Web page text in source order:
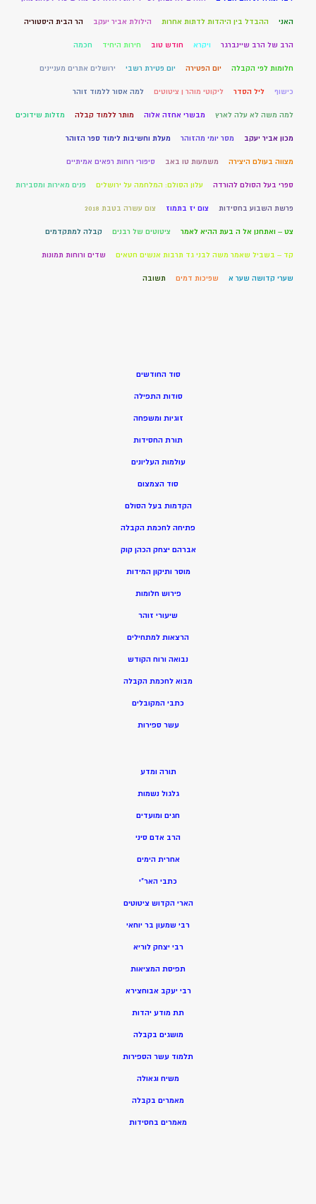
האני ההבדל בין היהדות לדתות אחרות הילולת אביר יעקב הר הבית היסטוריה
הרב של הרב שיינברגר ויקרא חודש טוב חירות היחיד חכמה
חלומות לפי הקבלה יום הפטירה יום פטירת רשבי ירושלים אתרים מעניינים
כישוף ליל הסדר ליקוטי מוהר ן ציטוטים למה אסור ללמוד זוהר
למה משה לא עלה לארץ מבשרי אחזה אלוה מותר ללמוד קבלה מזלות שידוכים
מכון אביר יעקב מסר יומי מהזוהר מעלת וחשיבות לימוד ספר הזוהר
מצווה בעולם היצירה משמעות טו באב סיפורי רוחות רפאים אמיתיים
ספרי בעל הסולם להורדה עלון הסולם: המלחמה על ירושלים פנים מאירות ומסבירות
פרשת השבוע בחסידות צום יז בתמוז צום עשרה בטבת 2018
צט – ואתחנן אל ה בעת ההיא לאמר ציטוטים של רבנים קבלה למתקדמים
קד – בשביל שאמר משה לבני גד תרבות אנשים חטאים שדים ורוחות תמונות
שערי קדושה שער א שפיכות דמים תשובה
סוד החודשים
סודות התפילה
זוגיות ומשפחה
תורת החסידות
עולמות העליונים
סוד הצמצום
הקדמות בעל הסולם
פתיחה לחכמת הקבלה
אברהם יצחק הכהן קוק
מוסר ותיקון המידות
פירוש חלומות
שיעורי זוהר
הרצאות למתחילים
נבואה ורוח הקודש
מבוא לחכמת הקבלה
כתבי המקובלים
עשר ספירות
תורה ומדע
גלגול נשמות
חגים ומועדים
הרב אדם סיני
אחרית הימים
כתבי האר”י
הארי הקדוש ציטוטים
רבי שמעון בר יוחאי
רבי יצחק לוריא
תפיסת המציאות
רבי יעקב אבוחצירא
תת מודע יהדות
מושגים בקבלה
תלמוד עשר הספירות
משיח וגאולה
מאמרים בקבלה
מאמרים בחסידות